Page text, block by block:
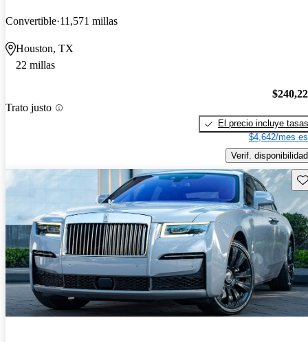
Convertible 11,571 millas
Houston, TX
22 millas
Trato justo
El precio incluye tasas
$4,642/mes
Verif. disponibilidad